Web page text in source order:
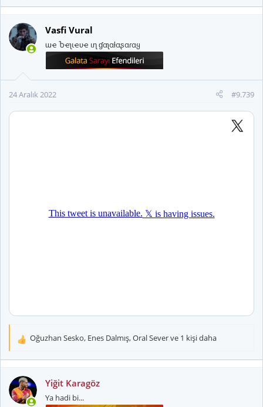
Vasfi Vural
ɯҽ Ⴆҽʅιҽʋҽ ιɳ ɠαʅαƚαʂαɾαყ
24 Aralık 2022 #9.739
T
k
i
l
Oğuzhan Sesko, Enes Dalmış,Oral Severve 1 kişi daha
Yiğit Karagöz
Ya hadi bi...